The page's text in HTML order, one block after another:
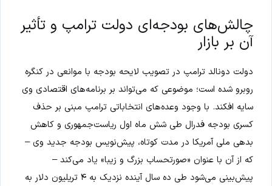
چالش‌های بودجه‌ای دولت ترامپ و تأثیر
آن بر بازار
دولت دونالد ترامپ در تصویب لایحه بودجه با موانعی در کنگره
روبرو شده است؛ موضوعی که می‌تواند بر برنامه‌های اقتصادی وی
سایه افکند. با وجود وعده‌های انتخاباتی ترامپ مبنی بر حذف
کسری بودجه فدرال طی شش ماه اول ریاست‌جمهوری و کاهش
بدهی ملی آمریکا در مدت کوتاه، پیش‌نویس بودجه جدید وی –
که از آن با عنوان «صورتحساب بزرگ و زیبا» یاد می‌کند –
پیش‌بینی می‌شود طی ده سال آینده نزدیک به ۴ تریلیون دلار به